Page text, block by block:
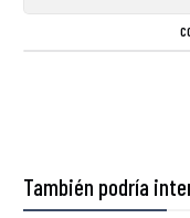
También podría